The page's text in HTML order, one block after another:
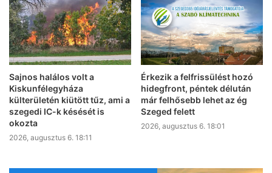
Sajnos halálos volt a
Kiskunfélegyháza
külterületén kiütött tűz, ami a
szegedi IC-k késését is
okozta
2026, augusztus 6. 18:11
Érkezik a felfrissülést hozó
hidegfront, péntek délután
már felhősebb lehet az ég
Szeged felett
2026, augusztus 6. 18:01